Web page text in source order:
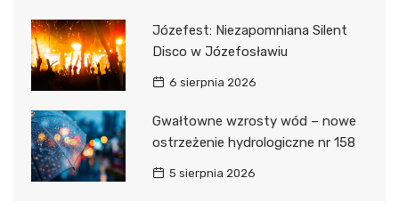
Józefest: Niezapomniana Silent
Disco w Józefosławiu
6 sierpnia 2026
Gwałtowne wzrosty wód – nowe
ostrzeżenie hydrologiczne nr 158
5 sierpnia 2026